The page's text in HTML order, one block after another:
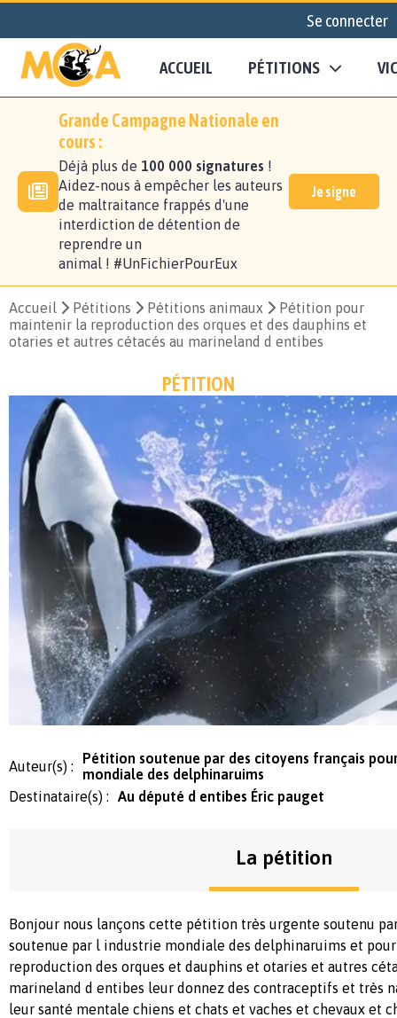
Se connecter
ACCUEIL PÉTITIONS
Grande Campagne Nationale en
cours :
Déjà plus de 100 000 signatures !
Aidez-nous à empêcher les auteurs
de maltraitance frappés d'une
interdiction de détention de
reprendre un
animal ! #UnFichierPourEux
Je signe
Accueil Pétitions Pétitions animaux
Pétition pour
maintenir la reproduction des orques et des dauphins et
otaries et autres cétacés au marineland d entibes
PÉTITION
Auteur(s) :
Pétition soutenue par des citoyens français
mondiale des delphinaruims
Destinataire(s) :
Au député d entibes Éric pauget
La pétition
Bonjour nous lançons cette pétition très urgente soutenu
soutenue par l industrie mondiale des delphinaruims et
reproduction des orques et dauphins et otaries et autres
marineland d entibes leur donnez des contraceptifs et très
leur santé mentale chiens et chats et vaches et chevaux et